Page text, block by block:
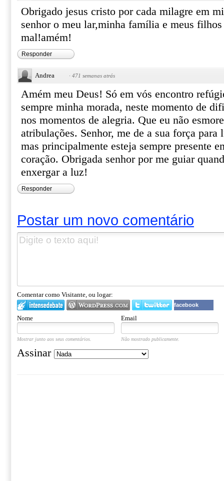
Obrigado jesus cristo por cada milagre em
senhor o meu lar,minha família e meus
mal!amém!
Responder
Andrea · 471 semanas atrás
Amém meu Deus! Só em vós encontro
sempre minha morada, neste momento de
nos momentos de alegria. Que eu não
atribulações. Senhor, me de a sua força para
mas principalmente esteja sempre presente
coração. Obrigada senhor por me guiar
enxergar a luz!
Responder
Postar um novo comentário
Comentar como Visitante, ou logar:
facebook
Nome Email
Mostrar junto aos seus comentários. Não mostrado publicamente.
Assinar